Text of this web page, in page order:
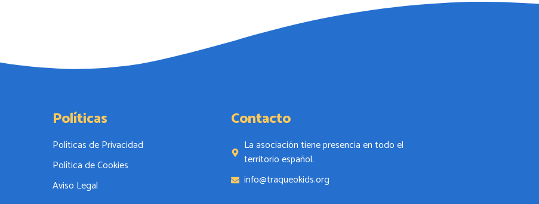
Políticas
Políticas de Privacidad
Política de Cookies
Aviso Legal
Contacto
La asociación tiene presencia en todo el
territorio español.
info@traqueokids.org